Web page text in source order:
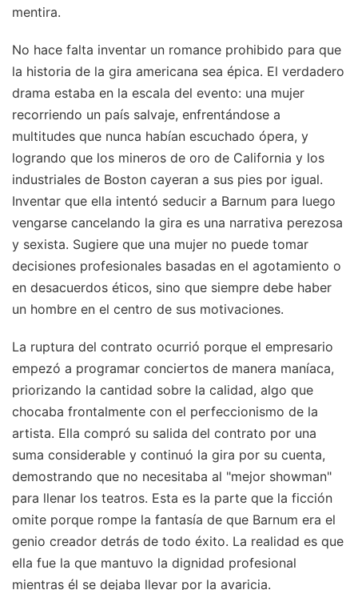
mentira.
No hace falta inventar un romance prohibido para que
la historia de la gira americana sea épica. El verdadero
drama estaba en la escala del evento: una mujer
recorriendo un país salvaje, enfrentándose a
multitudes que nunca habían escuchado ópera, y
logrando que los mineros de oro de California y los
industriales de Boston cayeran a sus pies por igual.
Inventar que ella intentó seducir a Barnum para luego
vengarse cancelando la gira es una narrativa perezosa
y sexista. Sugiere que una mujer no puede tomar
decisiones profesionales basadas en el agotamiento o
en desacuerdos éticos, sino que siempre debe haber
un hombre en el centro de sus motivaciones.
La ruptura del contrato ocurrió porque el empresario
empezó a programar conciertos de manera maníaca,
priorizando la cantidad sobre la calidad, algo que
chocaba frontalmente con el perfeccionismo de la
artista. Ella compró su salida del contrato por una
suma considerable y continuó la gira por su cuenta,
demostrando que no necesitaba al "mejor showman"
para llenar los teatros. Esta es la parte que la ficción
omite porque rompe la fantasía de que Barnum era el
genio creador detrás de todo éxito. La realidad es que
ella fue la que mantuvo la dignidad profesional
mientras él se dejaba llevar por la avaricia.